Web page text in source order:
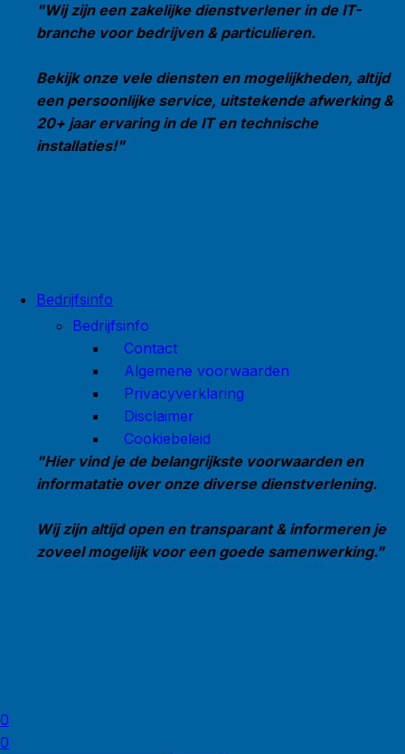
"Wij zijn een zakelijke dienstverlener in de IT-
branche voor bedrijven & particulieren.
Bekijk onze vele diensten en mogelijkheden, altijd
een persoonlijke service, uitstekende afwerking &
20+ jaar ervaring in de IT en technische
installaties!"
Bedrijfsinfo
Bedrijfsinfo
Contact
Algemene voorwaarden
Privacyverklaring
Disclaimer
Cookiebeleid
"Hier vind je de belangrijkste voorwaarden en
informatatie over onze diverse dienstverlening.
Wij zijn altijd open en transparant & informeren je
zoveel mogelijk voor een goede samenwerking."
0
0